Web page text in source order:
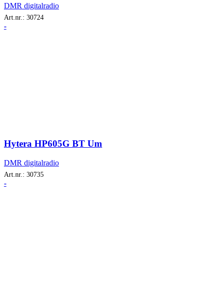
DMR digitalradio
Art.nr.: 30724
-
Hytera HP605G BT Um
DMR digitalradio
Art.nr.: 30735
-